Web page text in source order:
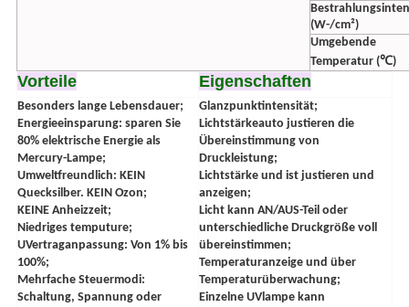
(W-/cm²)
Umgebende
Temperatur (℃)
Vorteile Eigenschaften
Besonders lange Lebensdauer;
Energieeinsparung: sparen Sie
80% elektrische Energie als
Mercury-Lampe;
Umweltfreundlich: KEIN
Quecksilber. KEIN Ozon;
KEINE Anheizzeit;
Niedriges temputure;
UVertraganpassung: Von 1% bis
100%;
Mehrfache Steuermodi:
Schaltung, Spannung oder
Glanzpunktintensität;
Lichtstärkeauto justieren die
Übereinstimmung von
Druckleistung;
Lichtstärke und ist justieren und
anzeigen;
Licht kann AN/AUS-Teil oder
unterschiedliche Druckgröße voll
übereinstimmen;
Temperaturanzeige und über
Temperaturüberwachung;
Einzelne UVlampe kann